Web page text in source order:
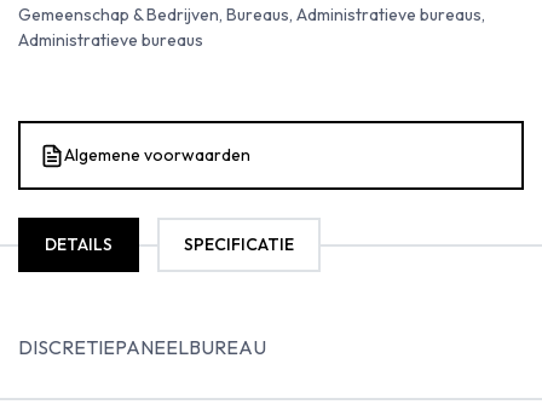
Gemeenschap & Bedrijven, Bureaus, Administratieve bureaus,
Administratieve bureaus
Algemene voorwaarden
DETAILS SPECIFICATIE
DISCRETIEPANEELBUREAU